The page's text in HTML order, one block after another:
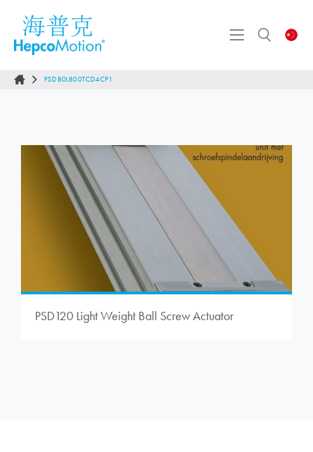
PSD80L800TCD4CP1
PSD120 Light Weight Ball Screw Actuator